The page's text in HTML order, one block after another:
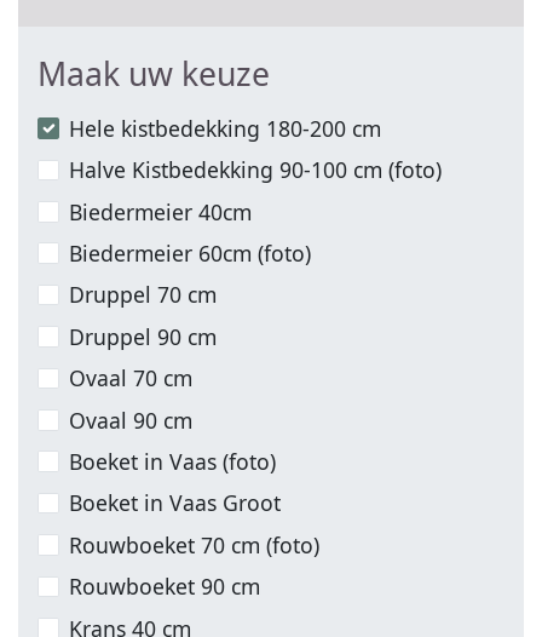
Maak uw keuze
Hele kistbedekking 180-200 cm
Halve Kistbedekking 90-100 cm (foto)
Biedermeier 40cm
Biedermeier 60cm (foto)
Druppel 70 cm
Druppel 90 cm
Ovaal 70 cm
Ovaal 90 cm
Boeket in Vaas (foto)
Boeket in Vaas Groot
Rouwboeket 70 cm (foto)
Rouwboeket 90 cm
Krans 40 cm